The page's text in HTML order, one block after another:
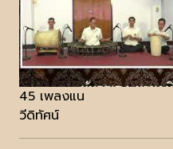
45 เพลงแน
วีดิทัศน์